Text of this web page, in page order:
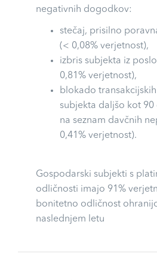
negativnih dogodkov:
stečaj, prisilno
(< 0,08% verjetnost),
izbris subjekta iz
0,81% verjetnost),
blokado
subjekta daljšo kot 90
na seznam davčnih
0,41% verjetnost).
Gospodarski subjekti s
odličnosti imajo 91%
bonitetno odličnost
naslednjem letu